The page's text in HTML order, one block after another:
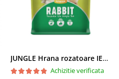
JUNGLE Hrana rozatoare IEPURI 500g
Achizitie verificata